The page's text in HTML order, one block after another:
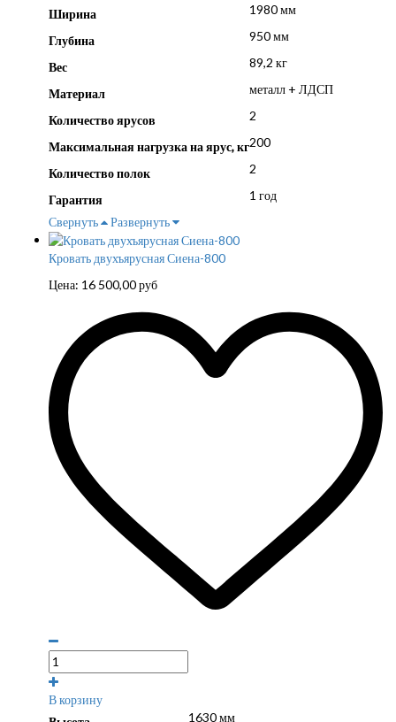
Ширина 1980 мм
Глубина 950 мм
Вес 89,2 кг
Материал металл + ЛДСП
Количество ярусов 2
Максимальная нагрузка на ярус, кг200
Количество полок 2
Гарантия
1 год
Свернуть
Развернуть
Кровать двухъярусная Сиена-800
Цена: 16 500,00руб
В корзину
1630 мм